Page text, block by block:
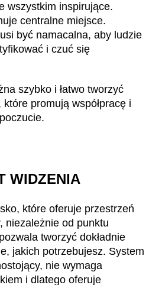
(GB)
(KR)
wszystkim inspirujące.
centralne miejsce.
być namacalna, aby ludzie
i czuć się
szybko i łatwo tworzyć
promują współpracę i
które oferuje przestrzeń
niezależnie od punktu
tworzyć dokładnie
jakich potrzebujesz. System
nie wymaga
i dlatego oferuje
WIDZENIA